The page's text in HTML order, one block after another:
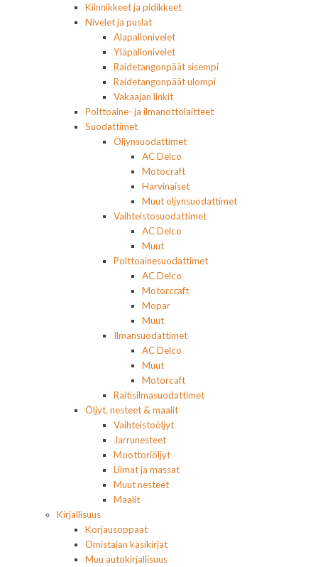
Kiinnikkeet ja pidikkeet
Nivelet ja puslat
Alapallonivelet
Yläpallonivelet
Raidetangonpäät sisempi
Raidetangonpäät ulompi
Vakaajan linkit
Polttoaine- ja ilmanottolaitteet
Suodattimet
Öljynsuodattimet
AC Delco
Motocraft
Harvinaiset
Muut öljynsuodattimet
Vaihteistosuodattimet
AC Delco
Muut
Polttoainesuodattimet
AC Delco
Motorcraft
Mopar
Muut
Ilmansuodattimet
AC Delco
Muut
Motorcaft
Raitisilmasuodattimet
Öljyt, nesteet & maalit
Vaihteistoöljyt
Jarrunesteet
Moottoriöljyt
Liimat ja massat
Muut nesteet
Maalit
Kirjallisuus
Korjausoppaat
Omistajan käsikirjat
Muu autokirjallisuus